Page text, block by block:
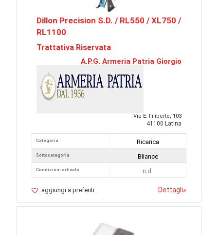
Dillon Precision S.D. / RL550 / XL750 /
RL1100
Trattativa Riservata
A.P.G. Armeria Patria Giorgio
Via E. Filiberto, 103
41100 Latina
Categoria
Sottocategoria
Condizioni articolo
Ricarica
Bilance
n.d.
aggiungi a preferiti Dettagli»